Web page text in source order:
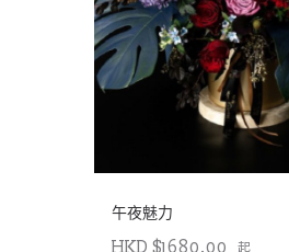
午夜魅力